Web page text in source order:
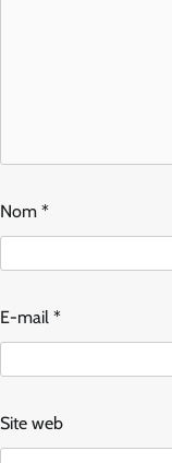
Nom *
E-mail *
Site web